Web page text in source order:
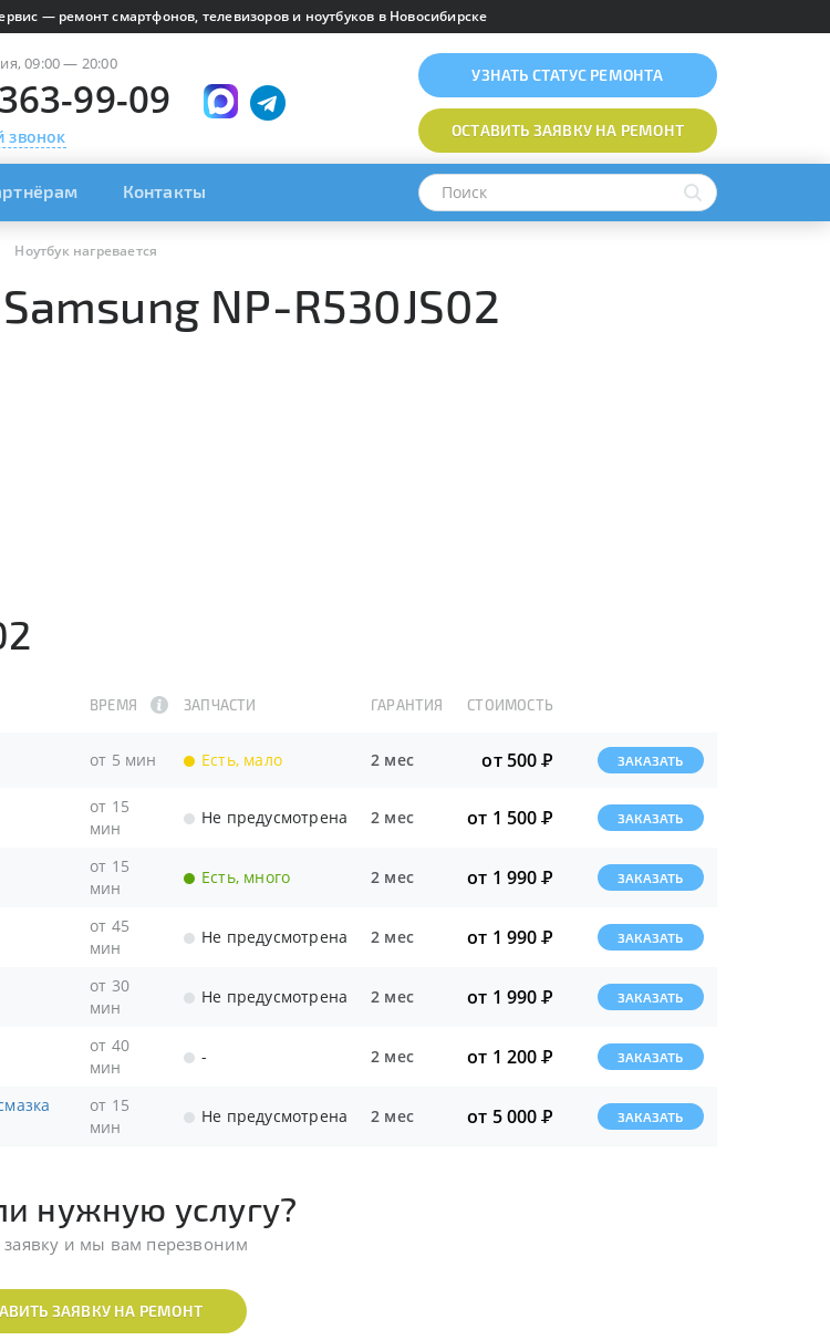
— ремонт смартфонов, телевизоров и ноутбуков в Новосибирске
09:00 — 20:00
99-09
звонок
УЗНАТЬ СТАТУС РЕМОНТА
ОСТАВИТЬ ЗАЯВКУНА РЕМОНТ
Контакты
Ноутбук нагревается
NP-R530JS02
ВРЕМЯ ЗАПЧАСТИ ГАРАНТИЯ СТОИМОСТЬ
от 5 мин Есть, мало 2 мес от 500Р ЗАКАЗАТЬ
от 15
мин
Не предусмотрена 2 мес от 1 500Р ЗАКАЗАТЬ
от 15
мин
Есть, много 2 мес от 1 990Р ЗАКАЗАТЬ
от 45
мин
Не предусмотрена 2 мес от 1 990Р ЗАКАЗАТЬ
от 30
мин
Не предусмотрена 2 мес от 1 990Р ЗАКАЗАТЬ
от 40
мин
- 2 мес от 1 200Р ЗАКАЗАТЬ
от 15
мин
Не предусмотрена 2 мес от 5 000Р ЗАКАЗАТЬ
нужную услугу?
заявку и мы вам перезвоним
ЗАЯВКУ НА РЕМОНТ